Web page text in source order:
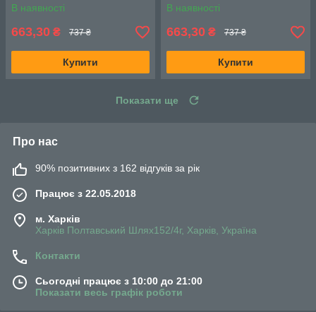
В наявності
663,30 ₴ 737 ₴
Купити
В наявності
663,30 ₴ 737 ₴
Купити
Показати ще
Про нас
90% позитивних з 162 відгуків за рік
Працює з 22.05.2018
м. Харків
Харків Полтавський Шлях152/4г, Харків, Україна
Контакти
Сьогодні працює з 10:00 до 21:00
Показати весь графік роботи